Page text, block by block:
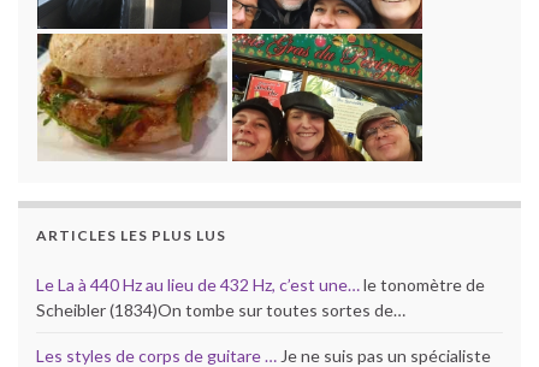
ARTICLES LES PLUS LUS
Le La à 440 Hz au lieu de 432 Hz, c’est une…le tonomètre de
Scheibler (1834)On tombe sur toutes sortes de…
Les styles de corps de guitare … Je ne suis pas un spécialiste